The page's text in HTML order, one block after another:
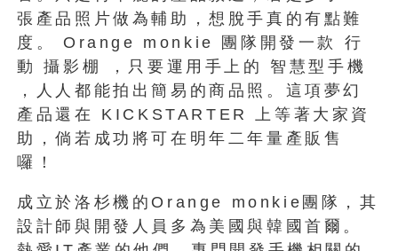
張產品照片做為輔助，想脫手真的有點難
度。 Orange monkie 團隊開發一款 行
動 攝影棚 ，只要運用手上的 智慧型手機
，人人都能拍出簡易的商品照。這項夢幻
產品還在 KICKSTARTER 上等著大家資
助，倘若成功將可在明年二年量產販售
囉！
成立於洛杉機的Orange monkie團隊，其
設計師與開發人員多為美國與韓國首爾。